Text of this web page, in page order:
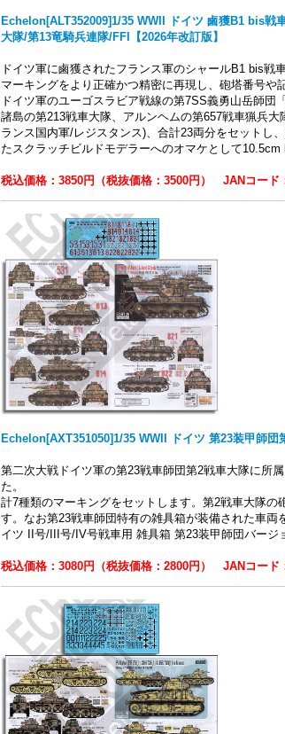
Echelon[ALT352009]1/35 WWII ドイツ 鹵獲B1 bis戦
大隊/第13竜騎兵連隊/FFI【2026年改訂版】
ドイツ軍に鹵獲されたフランス軍のシャールB1 bis戦
マーキングをより正確かつ精密に再現し、砲塔番号や
ドイツ軍のユーゴスラビア戦線の第7SS義勇山岳師
諸島の第213戦車大隊、アルンヘムの第657戦車猟兵
ランス国内軍/レジスタンス)、合計23両分をセットし
たスクラッチビルドモデラーへのオマケとして
税込価格：3850円（税抜価格：3500円） JANコード
Echelon[AXT351050]1/35 WWII ドイツ 第23装甲師団
第二次大戦ドイツ軍の第23戦車師団第2戦車大隊に所
た。
計7種類のマーキングをセットします。第2戦車大隊
す。なお第23戦車師団特有の雑具箱が装備された車
イツ II号/III号/IV号戦車用 雑具箱 第23装甲師団バージ
税込価格：3080円（税抜価格：2800円） JANコード